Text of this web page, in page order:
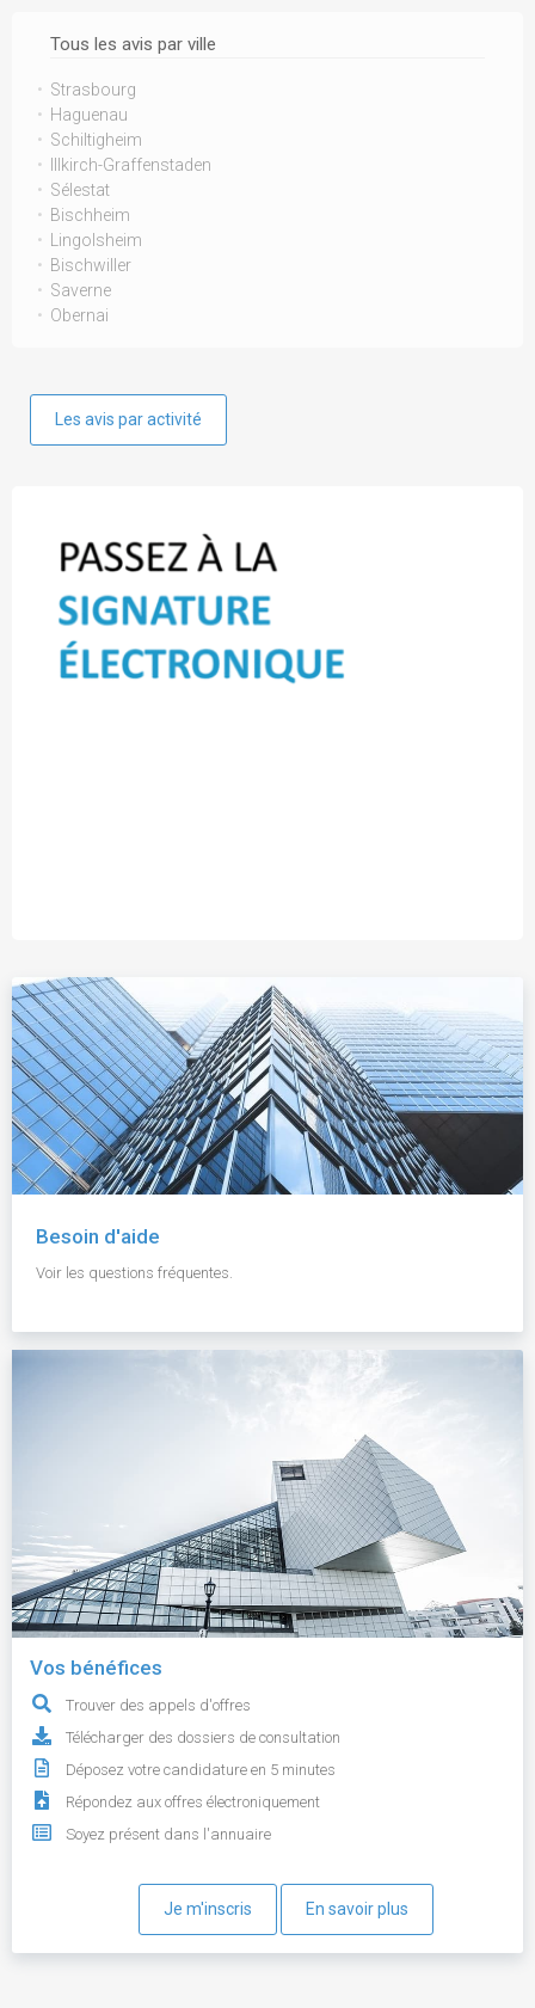
Tous les avis par ville
Strasbourg
Haguenau
Schiltigheim
Illkirch-Graffenstaden
Sélestat
Bischheim
Lingolsheim
Bischwiller
Saverne
Obernai
Les avis par activité
Besoin d'aide
Voir les questions fréquentes.
Vos bénéfices
Trouver des appels d'offres
Télécharger des dossiers de consultation
Déposez votre candidature en 5 minutes
Répondez aux offres électroniquement
Soyez présent dans l'annuaire
Je m'inscris En savoir plus